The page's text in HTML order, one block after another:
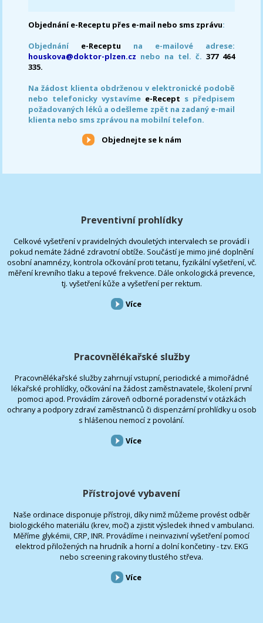
Objednání e-Receptu přes e-mail nebo sms zprávu:
Objednání e-Receptu na e-mailové adrese:
houskova@doktor-plzen.cz nebo na tel. č. 377 464
335.
Na žádost klienta obdrženou v elektronické podobě
nebo telefonicky vystavíme e-Recept s předpisem
požadovaných léků a odešleme zpět na zadaný e-mail
klienta nebo sms zprávou na mobilní telefon.
Objednejte se k nám
Preventivní prohlídky
Celkové vyšetření v pravidelných dvouletých intervalech se provádí i
pokud nemáte žádné zdravotní obtíže. Součástí je mimo jiné doplnění
osobní anamnézy, kontrola očkování proti tetanu, fyzikální vyšetření, vč.
měření krevního tlaku a tepové frekvence. Dále onkologická prevence,
tj. vyšetření kůže a vyšetření per rektum.
Více
Pracovnělékařské služby
Pracovnělékařské služby zahrnují vstupní, periodické a mimořádné
lékařské prohlídky, očkování na žádost zaměstnavatele, školení první
pomoci apod. Provádím zároveň odborné poradenství v otázkách
ochrany a podpory zdraví zaměstnanců či dispenzární prohlídky u osob
s hlášenou nemocí z povolání.
Více
Přístrojové vybavení
Naše ordinace disponuje přístroji, díky nimž můžeme provést odběr
biologického materiálu (krev, moč) a zjistit výsledek ihned v ambulanci.
Měříme glykémii, CRP, INR. Provádíme i neinvazivní vyšetření pomocí
elektrod přiložených na hrudník a horní a dolní končetiny - tzv. EKG
nebo screening rakoviny tlustého střeva.
Více